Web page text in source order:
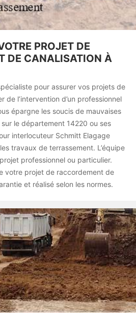
PROJET DE
DE CANALISATION À
pour assurer vos projets de
de l’intervention d’un professionnel
épargne les soucis de mauvaises
le département 14220 ou ses
interlocuteur Schmitt Elagage
travaux de terrassement. L’équipe
professionnel ou particulier.
votre projet de raccordement de
et réalisé selon les normes.